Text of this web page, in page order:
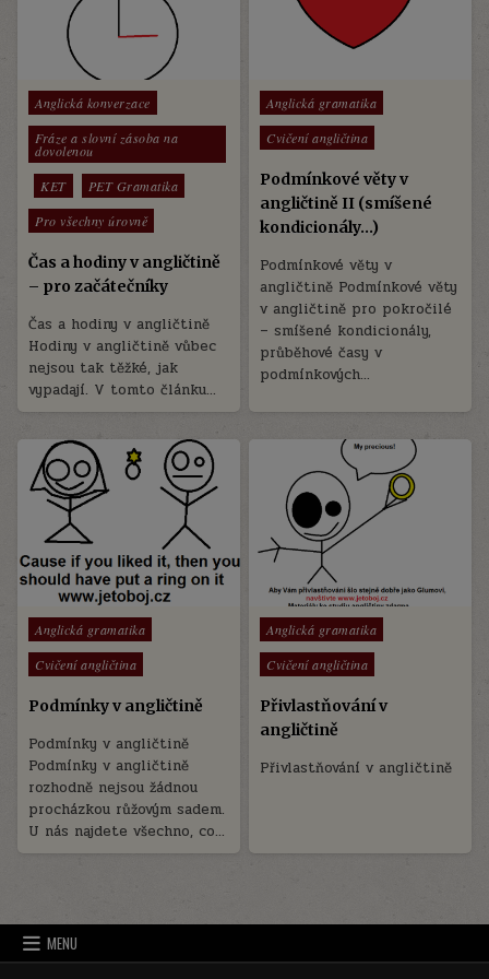
Posted
in
Anglická konverzace
Fráze a slovní zásoba na
dovolenou
KET
PET Gramatika
Pro všechny úrovně
Čas a hodiny v angličtině
– pro začátečníky
Čas a hodiny v angličtině
Hodiny v angličtině vůbec
nejsou tak těžké, jak
vypadají. V tomto článku…
Posted
in
Anglická gramatika
Cvičení angličtina
Podmínkové věty v
angličtině II (smíšené
kondicionály...)
Podmínkové věty v
angličtině Podmínkové věty
v angličtině pro pokročilé
– smíšené kondicionály,
průběhové časy v
podmínkových…
Posted
in
Anglická gramatika
Cvičení angličtina
Podmínky v angličtině
Podmínky v angličtině
Podmínky v angličtině
rozhodně nejsou žádnou
procházkou růžovým sadem.
U nás najdete všechno, co…
Posted
in
Anglická gramatika
Cvičení angličtina
Přivlastňování v
angličtině
Přivlastňování v angličtině
MENU